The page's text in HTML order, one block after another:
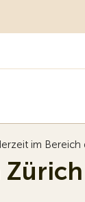
im Bereich
Zürich